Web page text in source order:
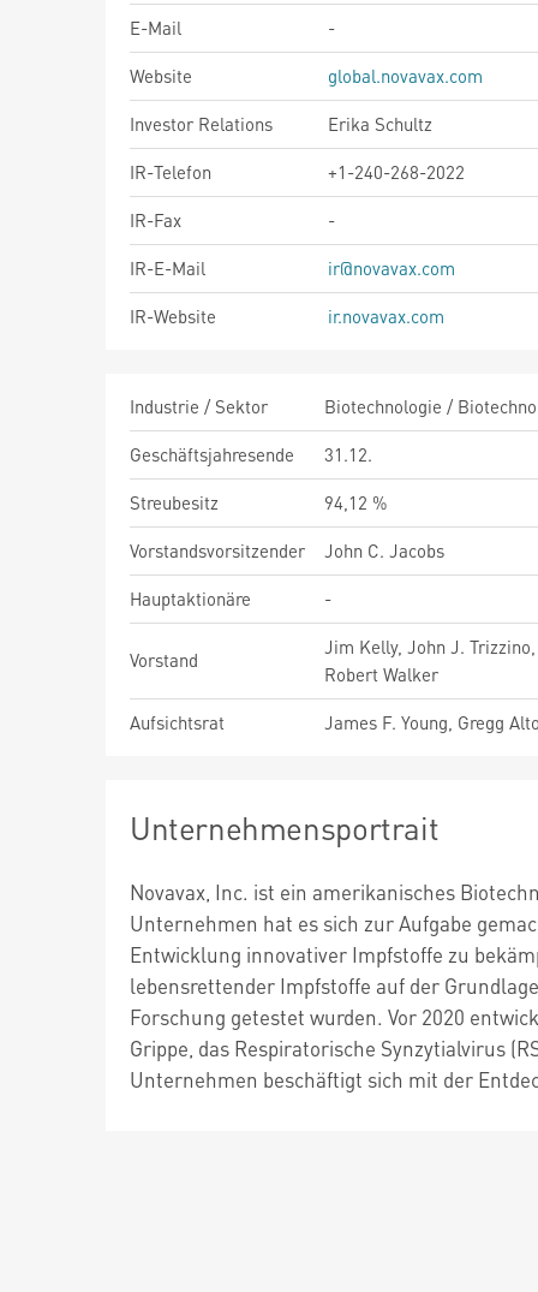
E-Mail
-
Website
global.novavax.com
Investor Relations
Erika Schultz
IR-Telefon
+1-240-268-2022
IR-Fax
-
IR-E-Mail
ir@novavax.com
IR-Website
ir.novavax.com
Industrie / Sektor
Biotechnologie /
Geschäftsjahresende
31.12.
Streubesitz
94,12 %
Vorstandsvorsitzender
John C. Jacobs
Hauptaktionäre
-
Vorstand
Jim Kelly, John J. Trizzino,
Robert Walker
Aufsichtsrat
James F. Young, Gregg
Unternehmensportrait
Novavax, Inc. ist ein amerikanisches
Unternehmen hat es sich zur Aufgabe
Entwicklung innovativer Impfstoffe zu
lebensrettender Impfstoffe auf der
Forschung getestet wurden. Vor 2020
Grippe, das Respiratorische Synzytialvirus
Unternehmen beschäftigt sich mit der